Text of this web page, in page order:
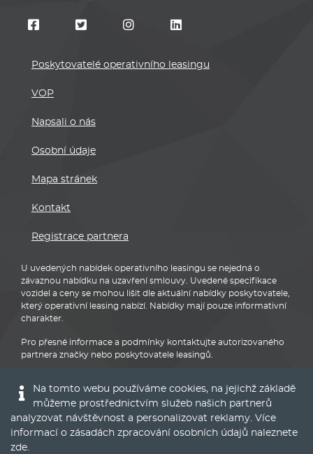
Poskytovatelé operativního leasingu
VOP
Napsali o nás
Osobní údaje
Mapa stránek
Kontakt
Registrace partnera
U uvedených nabídek operativního leasingu se nejedná o
závaznou nabídku na uzavření smlouvy. Uvedené specifikace
vozidel a ceny se mohou lišit dle aktuální nabídky poskytovatele,
který operativní leasing nabízí. Nabídky mají pouze informativní
charakter.
Pro přesné informace a podmínky kontaktujte autorizovaného
partnera značky nebo poskytovatele leasingů.
Na tomto webu používáme cookies, na jejichž základě
můžeme prostřednictvím služeb našich partnerů
analyzovat návštěvnost a personalizovat reklamy. Více
informací o zásadách zpracování osobních údajů naleznete
zde.